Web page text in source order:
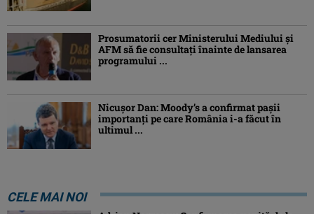
Prosumatorii cer Ministerului Mediului și
AFM să fie consultați înainte de lansarea
programului ...
Nicușor Dan: Moody’s a confirmat pașii
importanți pe care România i-a făcut în
ultimul ...
CELE MAI NOI